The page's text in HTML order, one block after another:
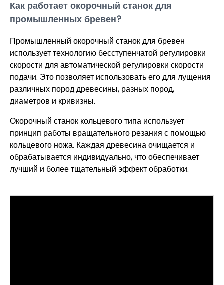
Как работает окорочный станок для
промышленных бревен?
Промышленный окорочный станок для бревен
использует технологию бесступенчатой ​​регулировки
скорости для автоматической регулировки скорости
подачи. Это позволяет использовать его для лущения
различных пород древесины, разных пород,
диаметров и кривизны.
Окорочный станок кольцевого типа использует
принцип работы вращательного резания с помощью
кольцевого ножа. Каждая древесина очищается и
обрабатывается индивидуально, что обеспечивает
лучший и более тщательный эффект обработки.